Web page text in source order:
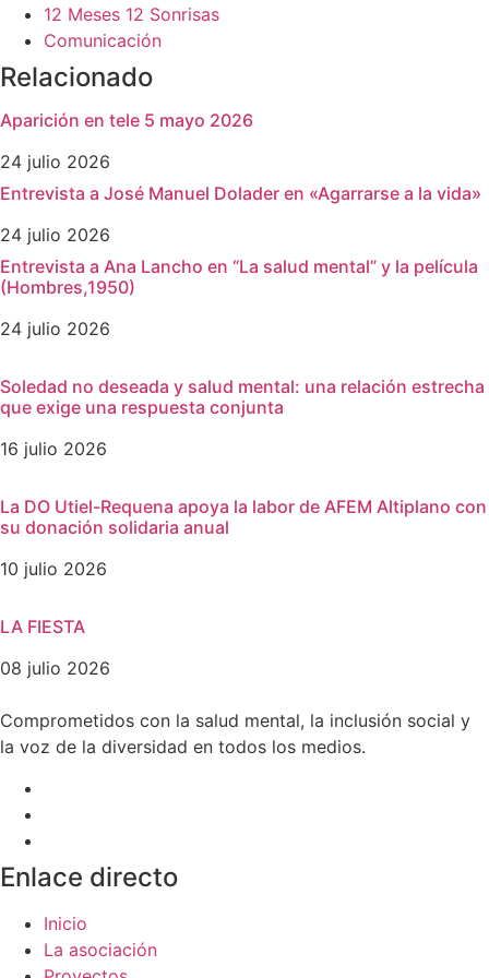
12 Meses 12 Sonrisas
Comunicación
Relacionado
Aparición en tele 5 mayo 2026
24 julio 2026
Entrevista a José Manuel Dolader en «Agarrarse a la vida»
24 julio 2026
Entrevista a Ana Lancho en “La salud mental” y la película
(Hombres,1950)
24 julio 2026
Soledad no deseada y salud mental: una relación estrecha
que exige una respuesta conjunta
16 julio 2026
La DO Utiel-Requena apoya la labor de AFEM Altiplano con
su donación solidaria anual
10 julio 2026
LA FIESTA
08 julio 2026
Comprometidos con la salud mental, la inclusión social y
la voz de la diversidad en todos los medios.
Enlace directo
Inicio
La asociación